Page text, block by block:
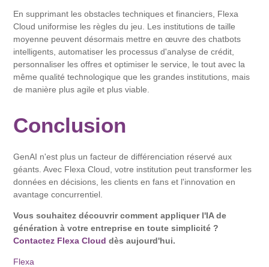
En supprimant les obstacles techniques et financiers, Flexa
Cloud uniformise les règles du jeu. Les institutions de taille
moyenne peuvent désormais mettre en œuvre des chatbots
intelligents, automatiser les processus d'analyse de crédit,
personnaliser les offres et optimiser le service, le tout avec la
même qualité technologique que les grandes institutions, mais
de manière plus agile et plus viable.
Conclusion
GenAI n'est plus un facteur de différenciation réservé aux
géants. Avec Flexa Cloud, votre institution peut transformer les
données en décisions, les clients en fans et l'innovation en
avantage concurrentiel.
Vous souhaitez découvrir comment appliquer l'IA de
génération à votre entreprise en toute simplicité ?
Contactez Flexa Cloud dès aujourd'hui.
Flexa